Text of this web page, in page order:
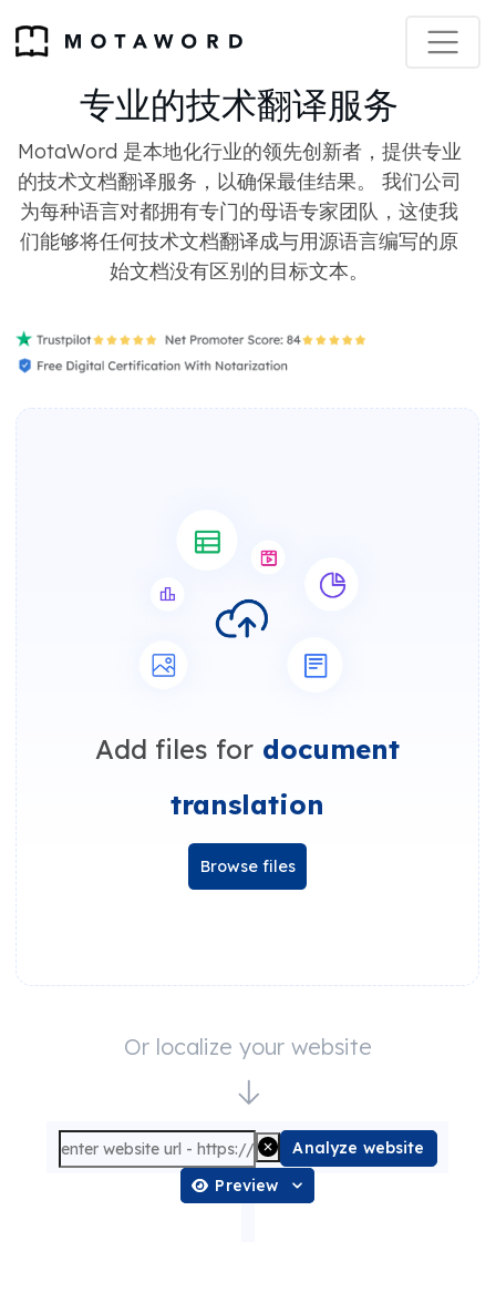
专业的技术翻译服务
MotaWord 是本地化行业的领先创新者，提供专业
的技术文档翻译服务，以确保最佳结果。 我们公司
为每种语言对都拥有专门的母语专家团队，这使我
们能够将任何技术文档翻译成与用源语言编写的原
始文档没有区别的目标文本。
Add files for document
translation
Browse files
Or localize your website
Analyze website
Preview